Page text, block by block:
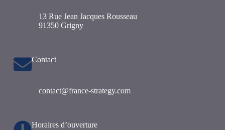
13 Rue Jean Jacques Rousseau
91350 Grigny
Contact
contact@france-strategy.com
Horaires d’ouverture